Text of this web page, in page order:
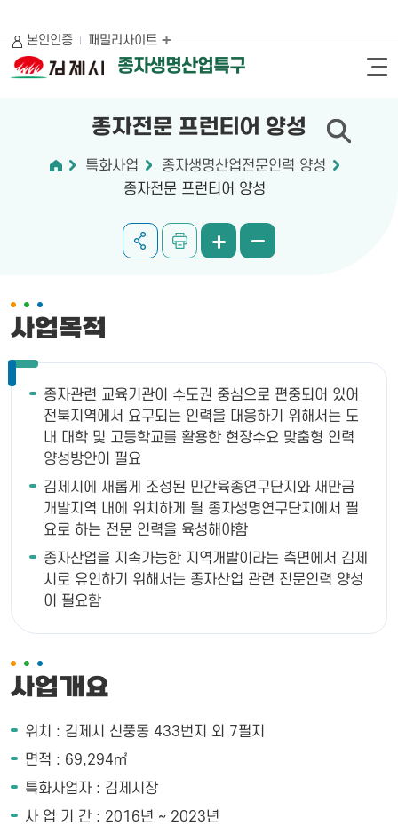
종자생명산업특구
본인인증 패밀리사이트
종자전문 프런티어 양성
특화사업
종자생명산업전문인력 양성
종자전문 프런티어 양성
사업목적
종자관련 교육기관이 수도권 중심으로 편중되어 있어
전북지역에서 요구되는 인력을 대응하기 위해서는 도
내 대학 및 고등학교를 활용한 현장수요 맞춤형 인력
양성방안이 필요
김제시에 새롭게 조성된 민간육종연구단지와 새만금
개발지역 내에 위치하게 될 종자생명연구단지에서 필
요로 하는 전문 인력을 육성해야함
종자산업을 지속가능한 지역개발이라는 측면에서 김제
시로 유인하기 위해서는 종자산업 관련 전문인력 양성
이 필요함
사업개요
위치 : 김제시 신풍동 433번지 외 7필지
면적 : 69,294㎡
특화사업자 : 김제시장
사 업 기 간 : 2016년 ~ 2023년